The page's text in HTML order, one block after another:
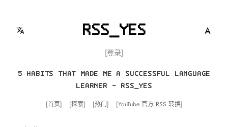
RSS_YES
登录
5 HABITS THAT MADE ME A SUCCESSFUL LANGUAGE
LEARNER - RSS_YES
首页 探索 热门 YouTube 官方 RSS 转换